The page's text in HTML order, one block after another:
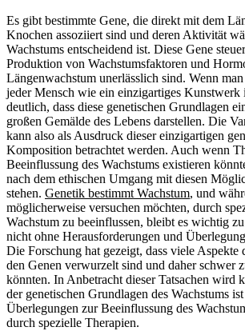
Es gibt bestimmte Gene, die direkt mit dem
Knochen assoziiert sind und deren Aktivität
Wachstums entscheidend ist. Diese Gene
Produktion von Wachstumsfaktoren und
Längenwachstum unerlässlich sind. Wenn
jeder Mensch wie ein einzigartiges Kunstwerk
deutlich, dass diese genetischen Grundlagen
großen Gemälde des Lebens darstellen. Die
kann also als Ausdruck dieser einzigartigen
Komposition betrachtet werden. Auch wenn
Beeinflussung des Wachstums existieren
nach dem ethischen Umgang mit diesen
stehen. Genetik bestimmt Wachstum, und
möglicherweise versuchen möchten, durch
Wachstum zu beeinflussen, bleibt es wichtig
nicht ohne Herausforderungen und
Die Forschung hat gezeigt, dass viele Aspekte
den Genen verwurzelt sind und daher schwer
könnten. In Anbetracht dieser Tatsachen wird
der genetischen Grundlagen des Wachstums
Überlegungen zur Beeinflussung des
durch spezielle Therapien.